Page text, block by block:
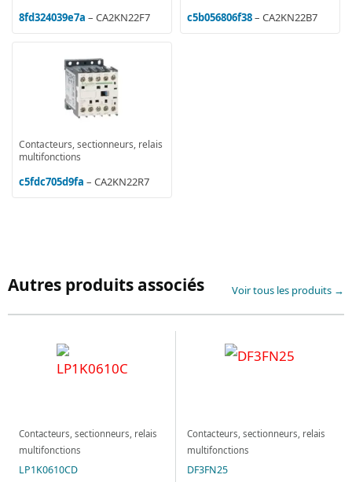
8fd324039e7a – CA2KN22F7 c5b056806f38– CA2KN22B7
Contacteurs, sectionneurs, relais
multifonctions
c5fdc705d9fa – CA2KN22R7
Autres produits associés Voir tous les produits →
Contacteurs, sectionneurs, relais
multifonctions
LP1K0610CD
Contacteurs, sectionneurs, relais
multifonctions
DF3FN25